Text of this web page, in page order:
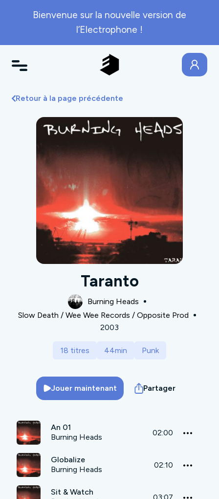
Bienvenue sur la nouvelle version de
l’Electrophone !
Retour à la page précédente
Taranto
Burning Heads
Slow Death / Wee Wee Records / Opposite Prod
2003
18 titres 44min Punk
Jouer maintenant Partager
An 01
Burning Heads
02:00
Globalize
Burning Heads
02:10
Sit & Watch